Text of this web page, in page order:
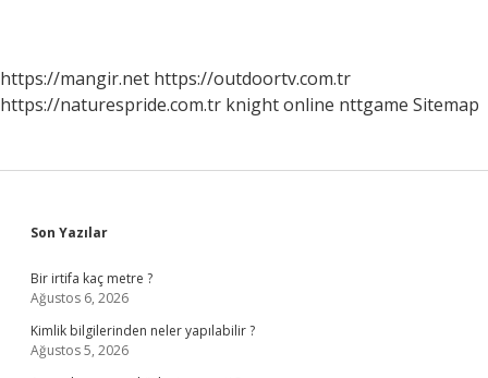
https://mangir.net https://outdoortv.com.tr
https://naturespride.com.tr knight online nttgame Sitemap
Sidebar
Son Yazılar
Bir irtifa kaç metre ?
Ağustos 6, 2026
Kimlik bilgilerinden neler yapılabilir ?
Ağustos 5, 2026